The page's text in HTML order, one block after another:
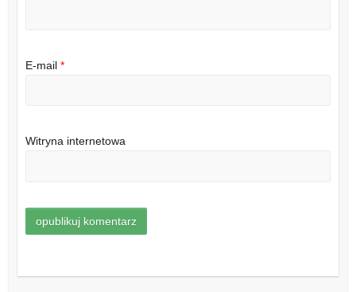
E-mail *
Witryna internetowa